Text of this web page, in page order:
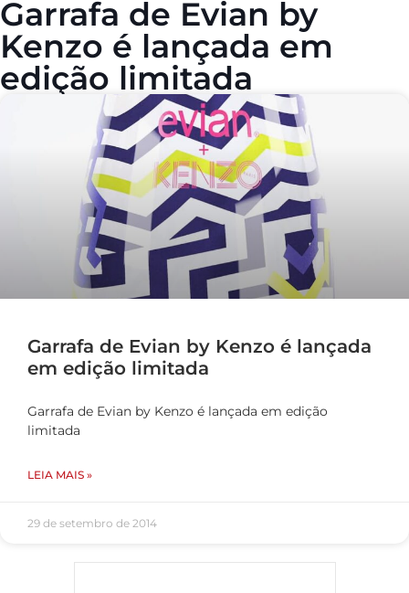
Garrafa de Evian by
Kenzo é lançada em
edição limitada
Garrafa de Evian by Kenzo é lançada
em edição limitada
Garrafa de Evian by Kenzo é lançada em edição
limitada
LEIA MAIS »
29 de setembro de 2014